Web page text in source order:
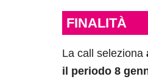
FINALITÀ
La call seleziona
il periodo 8